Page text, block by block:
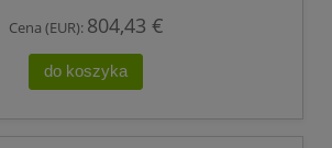
Cena (EUR): 804,43 €
do koszyka